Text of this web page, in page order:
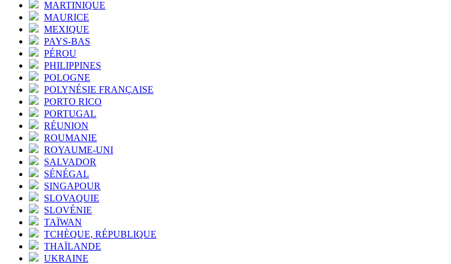
MARTINIQUE
MAURICE
MEXIQUE
PAYS-BAS
PÉROU
PHILIPPINES
POLOGNE
POLYNÉSIE FRANÇAISE
PORTO RICO
PORTUGAL
RÉUNION
ROUMANIE
ROYAUME-UNI
SALVADOR
SÉNÉGAL
SINGAPOUR
SLOVAQUIE
SLOVÉNIE
TAÏWAN
TCHÈQUE, RÉPUBLIQUE
THAÏLANDE
UKRAINE